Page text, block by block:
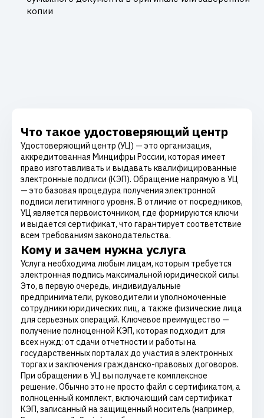
копии
Что такое удостоверяющий центр
Удостоверяющий центр (УЦ) — это организация,
аккредитованная Минцифры России, которая имеет
право изготавливать и выдавать квалифицированные
электронные подписи (КЭП). Обращение напрямую в УЦ
— это базовая процедура получения электронной
подписи легитимного уровня. В отличие от посредников,
УЦ является первоисточником, где формируются ключи
и выдается сертификат, что гарантирует соответствие
всем требованиям законодательства.
Кому и зачем нужна услуга
Услуга необходима любым лицам, которым требуется
электронная подпись максимальной юридической силы.
Это, в первую очередь, индивидуальные
предприниматели, руководители и уполномоченные
сотрудники юридических лиц, а также физические лица
для серьезных операций. Ключевое преимущество —
получение полноценной КЭП, которая подходит для
всех нужд: от сдачи отчетности и работы на
государственных порталах до участия в электронных
торгах и заключения гражданско-правовых договоров.
При обращении в УЦ вы получаете комплексное
решение. Обычно это не просто файл с сертификатом, а
полноценный комплект, включающий сам сертификат
КЭП, записанный на защищенный носитель (например,